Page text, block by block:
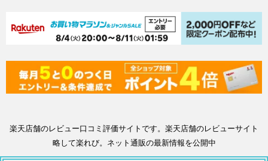
楽天店舗のレビュー口コミ評価サイトです。楽天店舗のレビューサイト
略して楽れび。ネット通販の最新情報を公開中